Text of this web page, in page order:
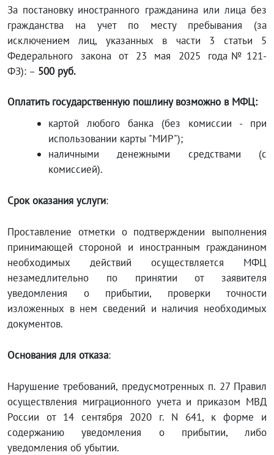
За постановку иностранного гражданина или лица без
гражданства на учет по месту пребывания (за
исключением лиц, указанных в части 3 статьи 5
Федерального закона от 23 мая 2025 года № 121-
ФЗ): – 500 руб.
Оплатить государственную пошлину возможно в МФЦ:
картой любого банка (без комиссии - при
использовании карты "МИР");
наличными денежными средствами (с
комиссией).
Срок оказания услуги:
Проставление отметки о подтверждении выполнения
принимающей стороной и иностранным гражданином
необходимых действий осуществляется МФЦ
незамедлительно по принятии от заявителя
уведомления о прибытии, проверки точности
изложенных в нем сведений и наличия необходимых
документов.
Основания для отказа:
Нарушение требований, предусмотренных п. 27 Правил
осуществления миграционного учета и приказом МВД
России от 14 сентября 2020 г. N 641, к форме и
содержанию уведомления о прибытии, либо
уведомления об убытии.